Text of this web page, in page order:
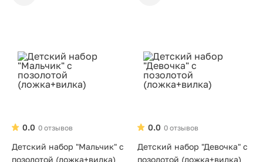
0 отзывов
0.0
Детский набор "Мальчик" с
позолотой (ложка+вилка)
0 отзывов
0.0
Детский набор "Девочка" с
позолотой (ложка+вилка)